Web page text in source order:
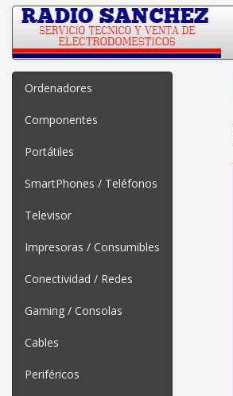
Ordenadores
Componentes
Portátiles
SmartPhones / Teléfonos
Televisor
Impresoras / Consumibles
Conectividad / Redes
Gaming / Consolas
Cables
Periféricos